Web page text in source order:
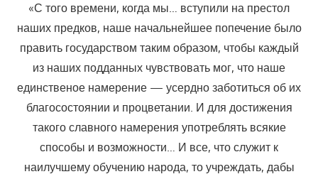
«С того времени, когда мы… вступили на престол
наших предков, наше начальнейшее попечение было
править государством таким образом, чтобы каждый
из наших подданных чувствовать мог, что наше
единственое намерение — усердно заботиться об их
благосостоянии и процветании. И для достижения
такого славного намерения употреблять всякие
способы и возможности… И все, что служит к
наилучшему обучению народа, то учреждать, дабы